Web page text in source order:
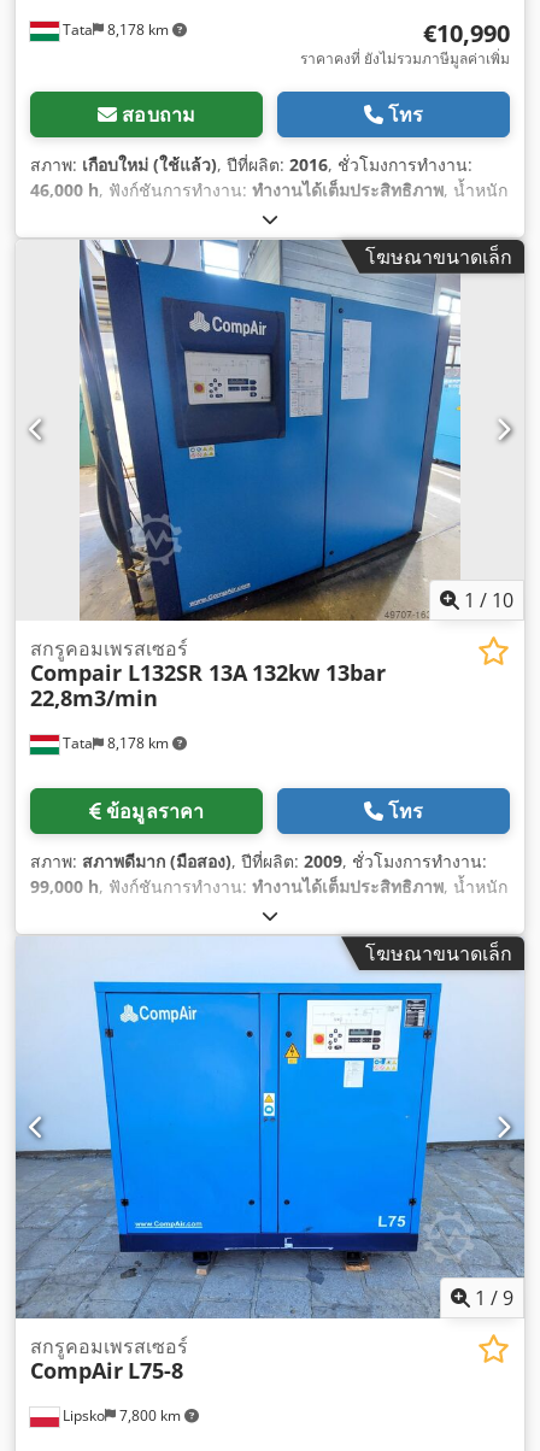
Tata 8,178 km €10,990
ราคาคงที่ ยังไม่รวมภาษีมูลค่าเพิ่ม
สอบถาม โทร
สภาพ: เกือบใหม่ (ใช้แล้ว), ปีที่ผลิต: 2016, ชั่วโมงการทำงาน:
46,000 h, ฟังก์ชันการทำงาน: ทำงานได้เต็มประสิทธิภาพ, น้ำหนัก
garden denver
วัตต์ (101.97 แรงม้า), ประเภทเชื้อเพลิง:ไฟฟ้า, อัตราการไหลเชิง
ปริมาตร:684 ลบ.ม./ชม., ความดันใช้งาน: 10 แท่ง, ระดับเสียง
รบกวน:75 เดซิเบล (dB) , ประเภทการระบายความร้อน:น้ำ
, อุปกรณ์: มีแผ่นป้ายประเภท,
โฆษณาขนาดเล็ก
1 / 10
Tata 8,178 km
สกรูคอมเพรสเซอร์
Compair L132SR 13A 132kw 13bar
22,8m3/min
ข้อมูลราคา โทร
สภาพ: สภาพดีมาก (มือสอง), ปีที่ผลิต: 2009, ชั่วโมงการทำงาน:
99,000 h, ฟังก์ชันการทำงาน: ทำงานได้เต็มประสิทธิภาพ, น้ำหนัก
, ประเภทเชื้อเพลิง:
ปริมาตร:1.368 ลบ.ม./ชม., แรงดัน (สูงสุด):13 แท่ง,
โฆษณาขนาดเล็ก
1 /9
Lipsko 7,800 km
สกรูคอมเพรสเซอร์
CompAir L75-8